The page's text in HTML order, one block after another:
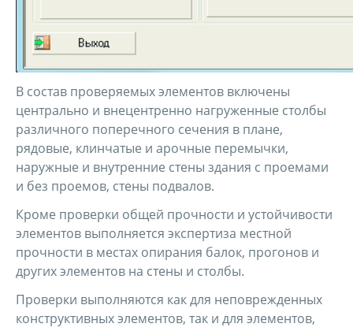
В состав проверяемых элементов включены
центрально и внецентренно нагруженные столбы
различного поперечного сечения в плане,
рядовые, клинчатые и арочные перемычки,
наружные и внутренние стены здания с проемами
и без проемов, стены подвалов.
Кроме проверки общей прочности и устойчивости
элементов выполняется экспертиза местной
прочности в местах опирания балок, прогонов и
других элементов на стены и столбы.
Проверки выполняются как для неповрежденных
конструктивных элементов, так и для элементов,